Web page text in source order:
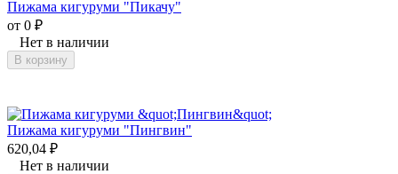
Пижама кигуруми "Пикачу"
от 0 ₽
Нет в наличии
В корзину
Пижама кигуруми "Пингвин"
620,04 ₽
Нет в наличии